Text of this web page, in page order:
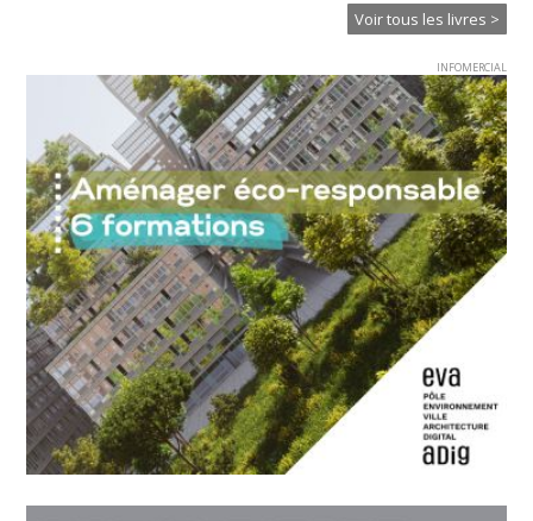
Voir tous les livres >
INFOMERCIAL